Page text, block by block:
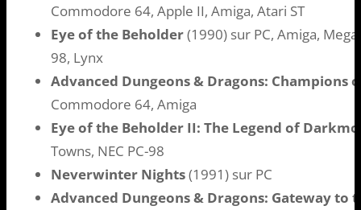
Commodore 64, Apple II, Amiga, Atari ST
Eye of the Beholder(1990) sur PC, Amiga,
98, Lynx
Advanced Dungeons & Dragons: Champions
Commodore 64, Amiga
Eye of the Beholder II: The Legend of
Towns, NEC PC-98
Neverwinter Nights(1991) sur PC
Advanced Dungeons & Dragons: Gateway to